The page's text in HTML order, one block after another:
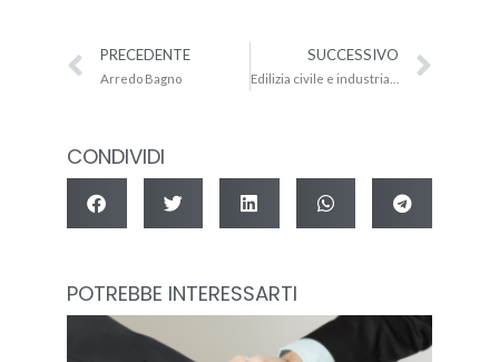
Precedente
PRECEDENTE
Arredo Bagno
SUCCESSIVO
CONDIVIDI
POTREBBE INTERESSARTI